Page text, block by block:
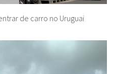
de carro no Uruguai